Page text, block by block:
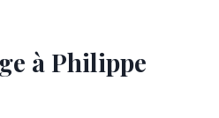
à Philippe